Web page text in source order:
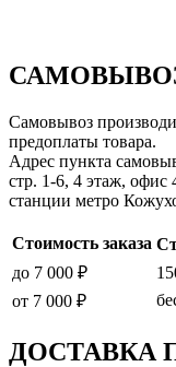
Самовывоз
предоплаты товара.
Адрес пункта
стр. 1-6, 4 этаж,
станции метро
Стоимость заказа
до 7 000 ₽
от 7 000 ₽
ДОСТАВКА